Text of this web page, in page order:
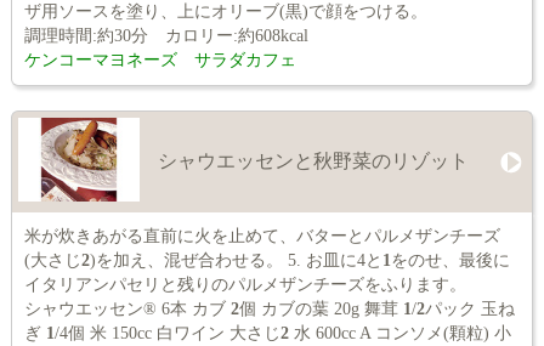
ザ用ソースを塗り、上にオリーブ(黒)で顔をつける。
調理時間:約30分 カロリー:約608kcal
ケンコーマヨネーズ サラダカフェ
シャウエッセンと秋野菜のリゾット
米が炊きあがる直前に火を止めて、バターとパルメザンチーズ
(大さじ2)を加え、混ぜ合わせる。 5. お皿に4と 1 をのせ、最後に
イタリアンパセリと残りのパルメザンチーズをふります。
シャウエッセン® 6本 カブ 2個 カブの葉 20g 舞茸 1 /2パック 玉ね
ぎ 1 /4個 米 150cc 白ワイン 大さじ2水 600cc A コンソメ(顆粒) 小